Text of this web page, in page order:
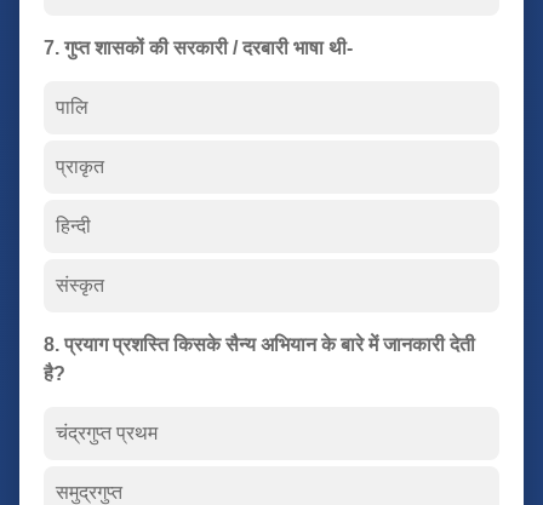
7. गुप्त शासकों की सरकारी / दरबारी भाषा थी-
पालि
प्राकृत
हिन्दी
संस्कृत
8. प्रयाग प्रशस्ति किसके सैन्य अभियान के बारे में जानकारी देती
है?
चंद्रगुप्त प्रथम
समुद्रगुप्त